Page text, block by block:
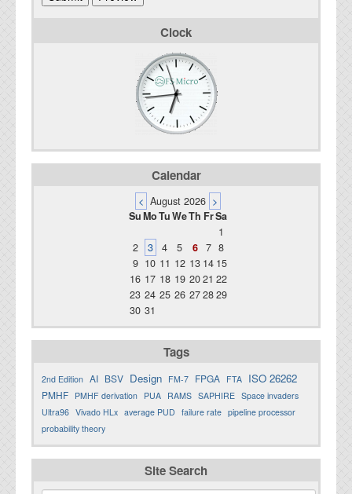
Clock
Calendar
< August 2026 >
SuMoTuWeTh FrSa
1
2
3 4 5 6 7 8
9 10 11 12 13 14 15
16 17 18 19 2021 22
23 24 25 26 272829
30 31
Tags
2nd Edition AI BSV Design FM-7 FPGA FTA ISO 26262
PMHF PMHF derivation PUA RAMS SAPHIRE Space invaders
Ultra96 Vivado HLx average PUD failure rate pipeline processor
probability theory
Site Search